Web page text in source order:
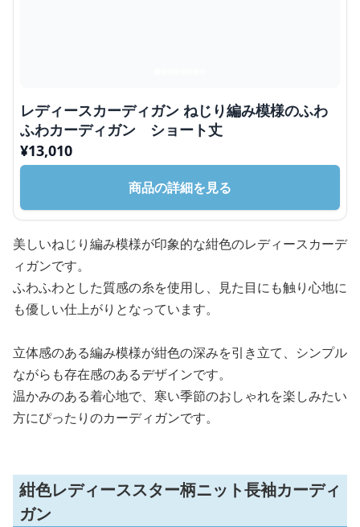
レディースカーディガン ねじり編み模様のふわ
ふわカーディガン ショート丈
¥13,010
商品の詳細を見る
美しいねじり編み模様が印象的な紺色のレディースカーデ
ィガンです。
ふわふわとした質感の糸を使用し、見た目にも触り心地に
も優しい仕上がりとなっています。
立体感のある編み模様が紺色の深みを引き立て、シンプル
ながらも存在感のあるデザインです。
温かみのある着心地で、寒い季節のおしゃれを楽しみたい
方にぴったりのカーディガンです。
紺色レディーススター柄ニット長袖カーディ
ガン